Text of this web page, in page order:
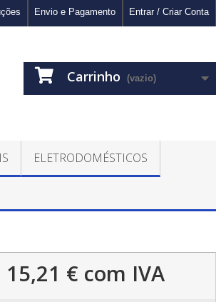
Entrar / Criar Conta
Envio e Pagamento
Carrinho (vazio)
ELETRODOMÉSTICOS
15,21 € com IVA